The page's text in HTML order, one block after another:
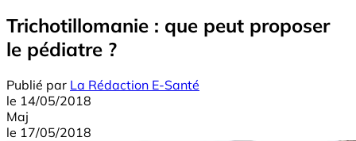
Trichotillomanie : que peut proposer
le pédiatre ?
Publié par La Rédaction E-Santé
le 14/05/2018
Maj
le 17/05/2018